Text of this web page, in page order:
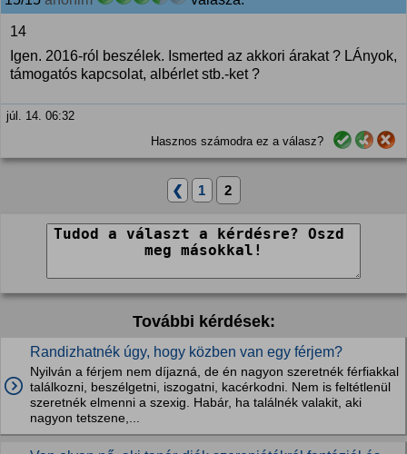
14
Igen. 2016-ról beszélek. Ismerted az akkori árakat ? LÁnyok,
támogatós kapcsolat, albérlet stb.-ket ?
júl. 14. 06:32
Hasznos számodra ez a válasz?
❮ 1 2
További kérdések:
Randizhatnék úgy, hogy közben van egy férjem?
Nyilván a férjem nem díjazná, de én nagyon szeretnék férfiakkal
találkozni, beszélgetni, iszogatni, kacérkodni. Nem is feltétlenül
szeretnék elmenni a szexig. Habár, ha találnék valakit, aki
nagyon tetszene,...